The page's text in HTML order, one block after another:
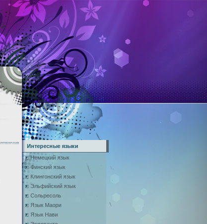
Интересные языки
Немецкий язык
Финский язык
Клингонский язык
Эльфийский язык
Сольресоль
Язык Маори
Язык Нави